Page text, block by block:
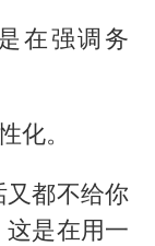
在强调务
化。
都不给你
是在用一